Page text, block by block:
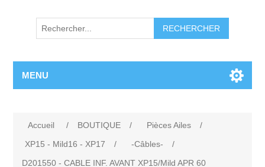
RECHERCHER
MENU
Accueil / BOUTIQUE / Pièces Ailes
/
XP15 - Mild16 - XP17
/ -Câbles-
/
D201550 - CABLE INF. AVANT XP15/Mild APR 60